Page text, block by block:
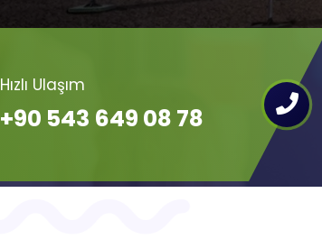
Hızlı Ulaşım
+90 543 649 08 78